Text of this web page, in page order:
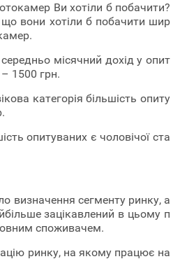
Ви хотіли б побачити?
що вони хотіли б побачити шир
місячний дохід у опит
1500 грн.
категорія більшість опиту
опитуваних є чоловічої ста
визначення сегменту ринку, а
зацікавлений в цьому п
споживачем.
ринку, на якому працює на